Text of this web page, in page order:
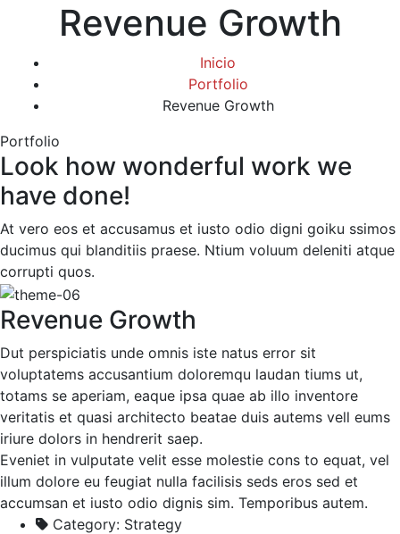
Revenue Growth
Inicio
Portfolio
Revenue Growth
Portfolio
Look how wonderful work we
have done!
At vero eos et accusamus et iusto odio digni goiku ssimos
ducimus qui blanditiis praese. Ntium voluum deleniti atque
corrupti quos.
Revenue Growth
Dut perspiciatis unde omnis iste natus error sit
voluptatems accusantium doloremqu laudan tiums ut,
totams se aperiam, eaque ipsa quae ab illo inventore
veritatis et quasi architecto beatae duis autems vell eums
iriure dolors in hendrerit saep.
Eveniet in vulputate velit esse molestie cons to equat, vel
illum dolore eu feugiat nulla facilisis seds eros sed et
accumsan et iusto odio dignis sim. Temporibus autem.
Category: Strategy